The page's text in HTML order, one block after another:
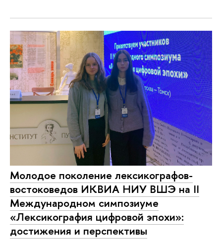
Молодое поколение лексикографов-
востоковедов ИКВИА НИУ ВШЭ на II
Международном симпозиуме
«Лексикография цифровой эпохи»:
достижения и перспективы